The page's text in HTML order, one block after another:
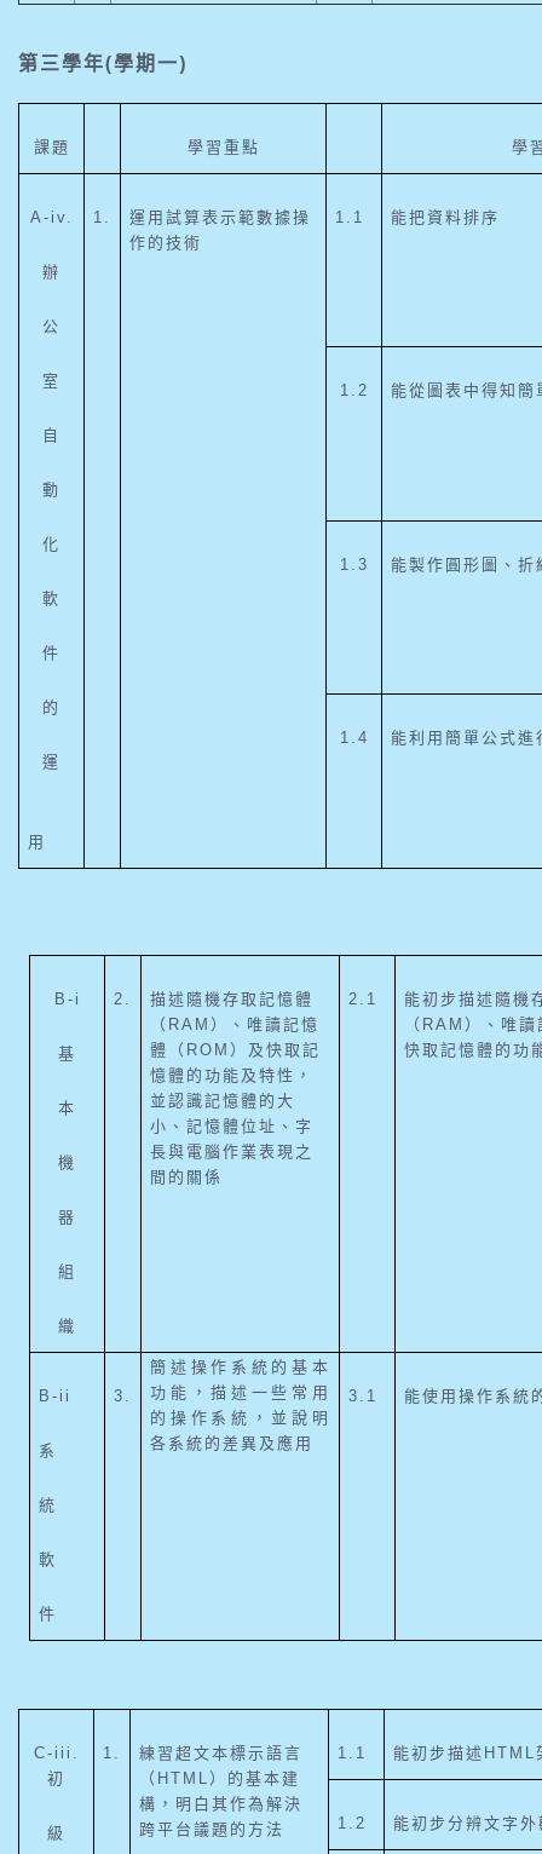
第三學年(學期一)
課題 學習重點 學
A-iv.
辦
公
室
自
動
化
軟
件
的
運
用
1.
運用試算表示範數據操
作的技術
1.1 能把資料排序
1.2 能從圖表中得知簡
1.3 能製作圓形圖、折
1.4 能利用簡單公式進
B-i
基
本
機
器
組
織
2.
描述隨機存取記憶體
（RAM）、唯讀記憶
體（ROM）及快取記
憶體的功能及特性，
並認識記憶體的大
小、記憶體位址、字
長與電腦作業表現之
間的關係
2.1
能初步描述隨機
（RAM）、唯
快取記憶體的功
B-ii
系
統
軟
件
3.
簡述操作系統的基本
功能，描述一些常用
的操作系統，並說明
各系統的差異及應用
3.1 能使用操作系統
C-iii.
初
級
1.
練習超文本標示語言
（HTML）的基本建
構，明白其作為解決
跨平台議題的方法
1.1 能初步描述HTML
1.2 能初步分辨文字